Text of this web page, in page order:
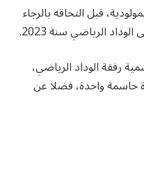
قبل التحاقه بالرجاء
66 مباراة رسمية رفقة الوداد الرياضي،
حاسمة واحدة، فضلا عن